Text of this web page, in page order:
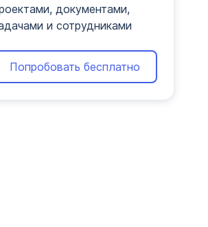
документами,
и сотрудниками
Попробовать бесплатно